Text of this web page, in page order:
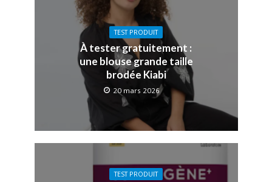
TEST PRODUIT
À tester gratuitement :
une blouse grande taille
brodée Kiabi
20 mars 2026
TEST PRODUIT